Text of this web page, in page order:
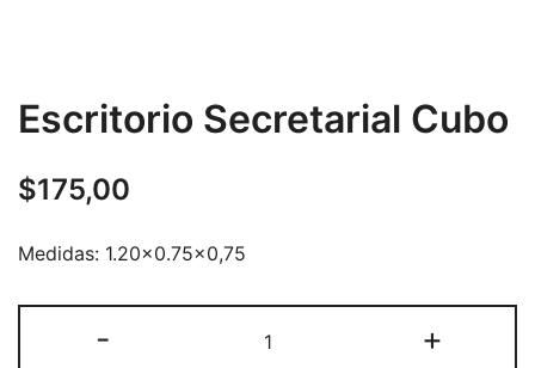
Escritorio Secretarial Cubo
$175,00
Medidas: 1.20×0.75×0,75
-
Secretarial
+